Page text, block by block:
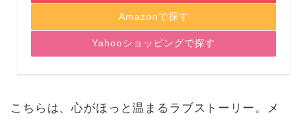
Amazonで探す
Yahooショッピングで探す
こちらは、心がほっと温まるラブストーリー。メ